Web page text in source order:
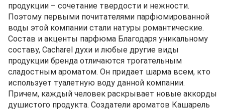
продукции – сочетание твердости и нежности.
Поэтому первыми почитателями парфюмированной
воды этой компании стали натуры романтические.
Состав и акценты парфюма Благодаря уникальному
составу, Cacharel духи и любые другие виды
продукции бренда отличаются трогательным
сладостным ароматом. Он придает шарма всем, кто
использует туалетную воду данной компании.
Причем, каждый человек раскрывает новые аккорды
душистого продукта. Создатели ароматов Кашарель